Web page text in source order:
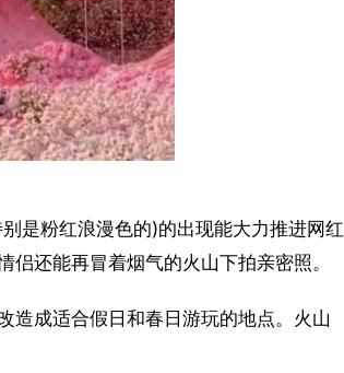
是粉红浪漫色的)的出现能大力推进网红
还能再冒着烟气的火山下拍亲密照。
造成适合假日和春日游玩的地点。火山